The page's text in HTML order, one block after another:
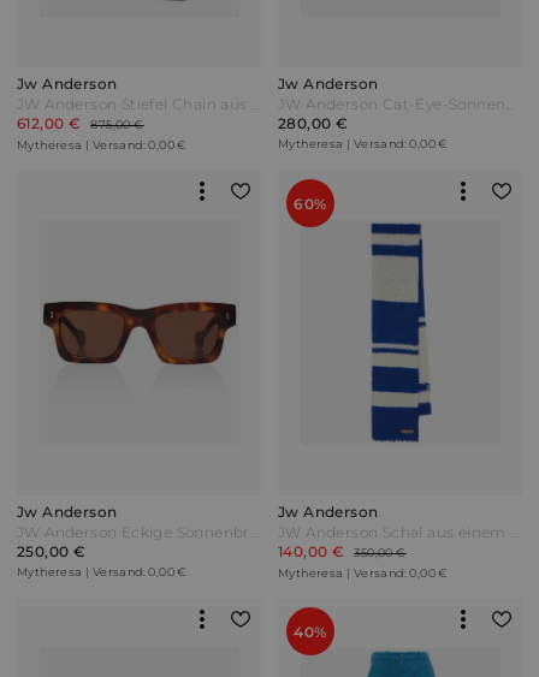
Jw Anderson
JW Anderson Stiefel Chain aus Metallic-Leder Gold
612,00 €
875,00 €
Mytheresa | Versand: 0,00 €
Jw Anderson
JW Anderson Cat-Eye-Sonnenbrille Butterfly Schwarz
280,00 €
Mytheresa | Versand: 0,00 €
Jw Anderson
JW Anderson Eckige Sonnenbrille Braun
250,00 €
Mytheresa | Versand: 0,00 €
60%
Jw Anderson
JW Anderson Schal aus einem Alpakawollgemisch Weiß
140,00 €
350,00 €
Mytheresa | Versand: 0,00 €
40%